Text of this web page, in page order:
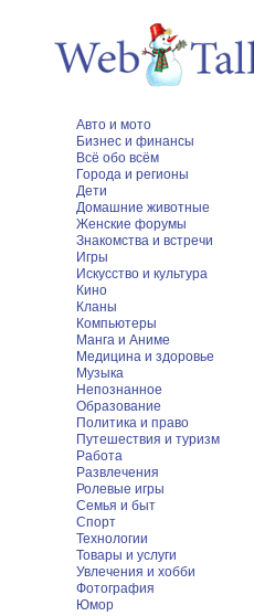
Авто и мото
Бизнес и финансы
Всё обо всём
Города и регионы
Дети
Домашние животные
Женские форумы
Знакомства и встречи
Игры
Искусство и культура
Кино
Кланы
Компьютеры
Манга и Аниме
Медицина и здоровье
Музыка
Непознанное
Образование
Политика и право
Путешествия и туризм
Работа
Развлечения
Ролевые игры
Семья и быт
Спорт
Технологии
Товары и услуги
Увлечения и хобби
Фотография
Юмор